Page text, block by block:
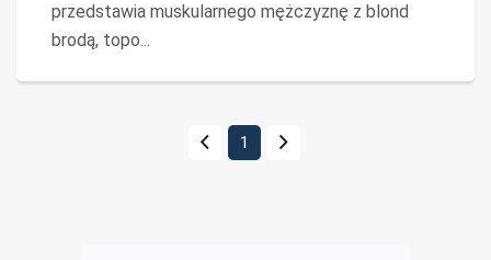
przedstawia muskularnego mężczyznę z blond
brodą, topo...
1